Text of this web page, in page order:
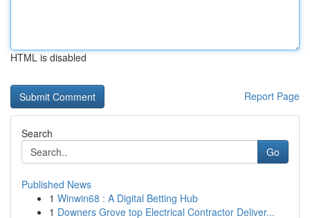
HTML is disabled
Report Page
Search
Go
Published News
1 Winwin68 : A Digital Betting Hub
1 Downers Grove top Electrical Contractor Deliver...